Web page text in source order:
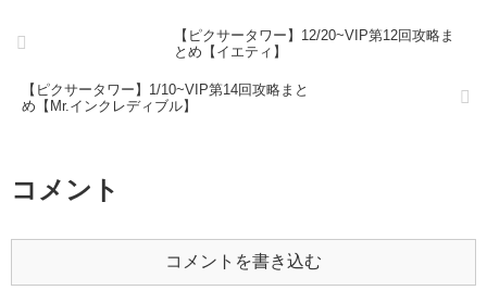
【ピクサータワー】12/20~VIP第12回攻略ま
とめ【イエティ】
【ピクサータワー】1/10~VIP第14回攻略まと
め【Mr.インクレディブル】
コメント
コメントを書き込む